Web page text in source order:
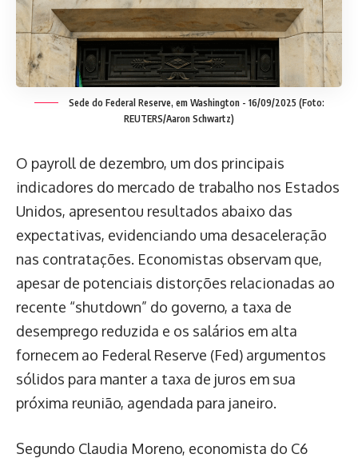
Sede do Federal Reserve, em Washington - 16/09/2025 (Foto:
REUTERS/Aaron Schwartz)
O payroll de dezembro, um dos principais
indicadores do mercado de trabalho nos Estados
Unidos, apresentou resultados abaixo das
expectativas, evidenciando uma desaceleração
nas contratações. Economistas observam que,
apesar de potenciais distorções relacionadas ao
recente “shutdown” do governo, a taxa de
desemprego reduzida e os salários em alta
fornecem ao Federal Reserve (Fed) argumentos
sólidos para manter a taxa de juros em sua
próxima reunião, agendada para janeiro.
Segundo Claudia Moreno, economista do C6